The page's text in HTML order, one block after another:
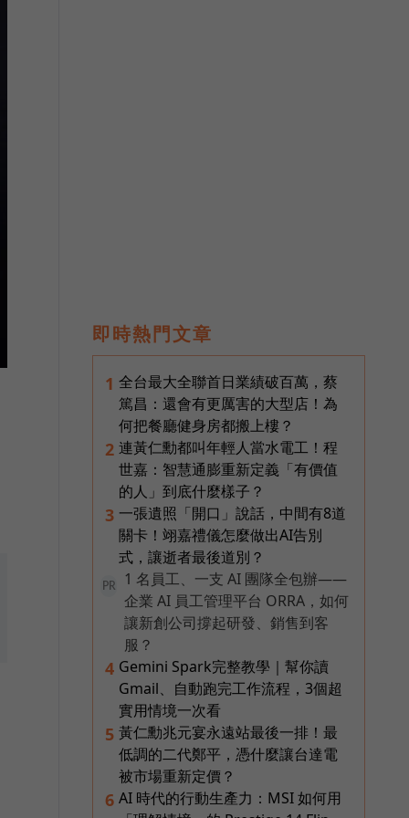
即時熱門文章
1 全台最大全聯首日業績破百萬，蔡
篤昌：還會有更厲害的大型店！為
何把餐廳健身房都搬上樓？
2 連黃仁勳都叫年輕人當水電工！程
世嘉：智慧通膨重新定義「有價值
的人」到底什麼樣子？
3 一張遺照「開口」說話，中間有8道
關卡！翊嘉禮儀怎麼做出AI告別
式，讓逝者最後道別？
PR
1 名員工、一支 AI 團隊全包辦——
企業 AI 員工管理平台 ORRA，如何
讓新創公司撐起研發、銷售到客
服？
4 Gemini Spark完整教學｜幫你讀
Gmail、自動跑完工作流程，3個超
實用情境一次看
5 黃仁勳兆元宴永遠站最後一排！最
低調的二代鄭平，憑什麼讓台達電
被市場重新定價？
6 AI 時代的行動生產力：MSI 如何用